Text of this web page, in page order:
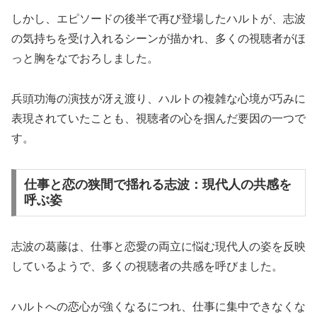
しかし、エピソードの後半で再び登場したハルトが、志波
の気持ちを受け入れるシーンが描かれ、多くの視聴者がほ
っと胸をなでおろしました。
兵頭功海の演技が冴え渡り、ハルトの複雑な心境が巧みに
表現されていたことも、視聴者の心を掴んだ要因の一つで
す。
仕事と恋の狭間で揺れる志波：現代人の共感を
呼ぶ姿
志波の葛藤は、仕事と恋愛の両立に悩む現代人の姿を反映
しているようで、多くの視聴者の共感を呼びました。
ハルトへの恋心が強くなるにつれ、仕事に集中できなくな